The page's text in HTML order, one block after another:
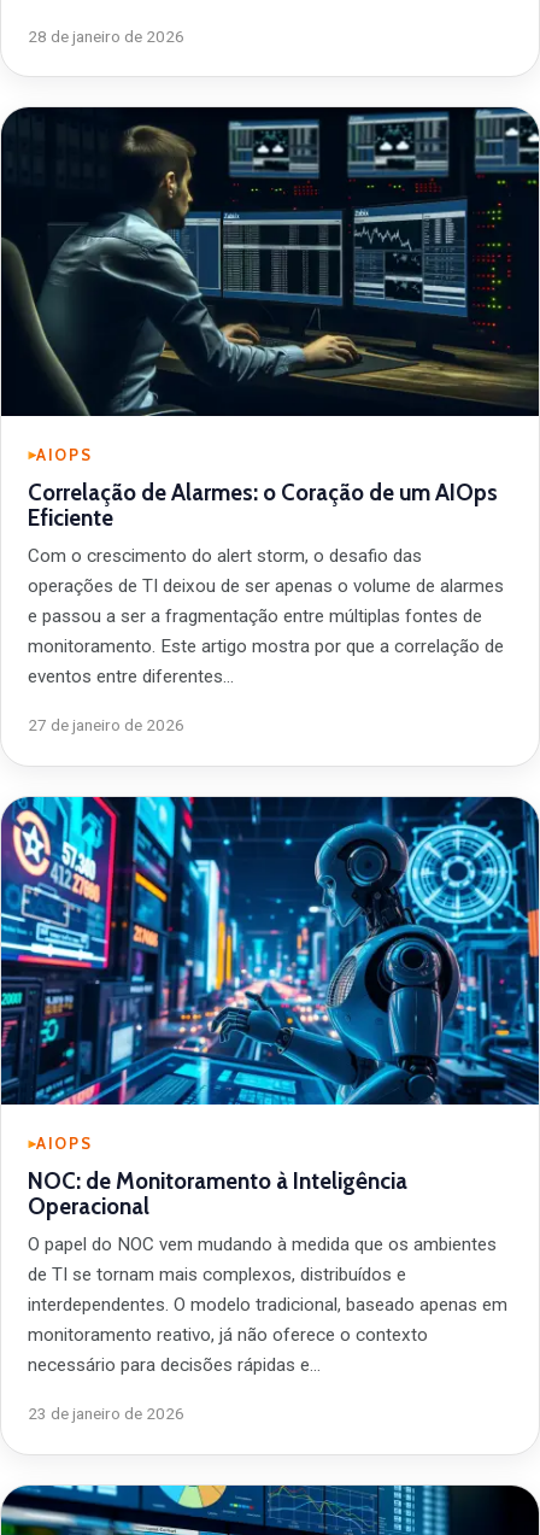
28 de janeiro de 2026
AIOPS
Correlação de Alarmes: o Coração de um AIOps
Eficiente
Com o crescimento do alert storm, o desafio das
operações de TI deixou de ser apenas o volume de alarmes
e passou a ser a fragmentação entre múltiplas fontes de
monitoramento. Este artigo mostra por que a correlação de
eventos entre diferentes…
27 de janeiro de 2026
AIOPS
NOC: de Monitoramento à Inteligência
Operacional
O papel do NOC vem mudando à medida que os ambientes
de TI se tornam mais complexos, distribuídos e
interdependentes. O modelo tradicional, baseado apenas em
monitoramento reativo, já não oferece o contexto
necessário para decisões rápidas e…
23 de janeiro de 2026